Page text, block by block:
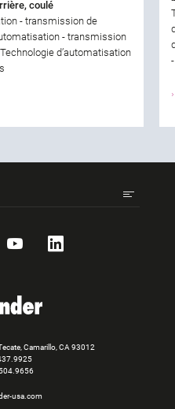
coulé
- transmission de
- transmission
d’automatisation
YouTube
Camarillo, CA 93012
usa.com